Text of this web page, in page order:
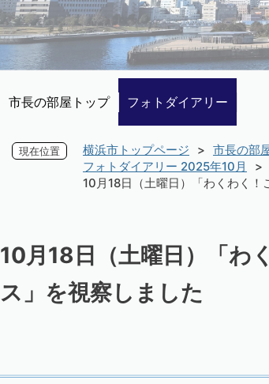
市長の部屋トップ フォトダイアリー
現在位置 横浜市トップページ 市長の部
フォトダイアリー 2025年10月
10月18日（土曜日）「わくわく
10月18日（土曜日）「わ
ス」を視察しました